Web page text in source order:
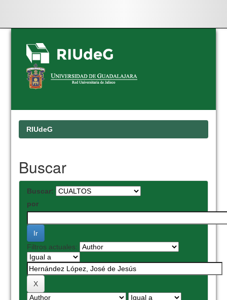
Skip
navigation
RIUdeG
Buscar
Buscar:
por
Filtros actuales: